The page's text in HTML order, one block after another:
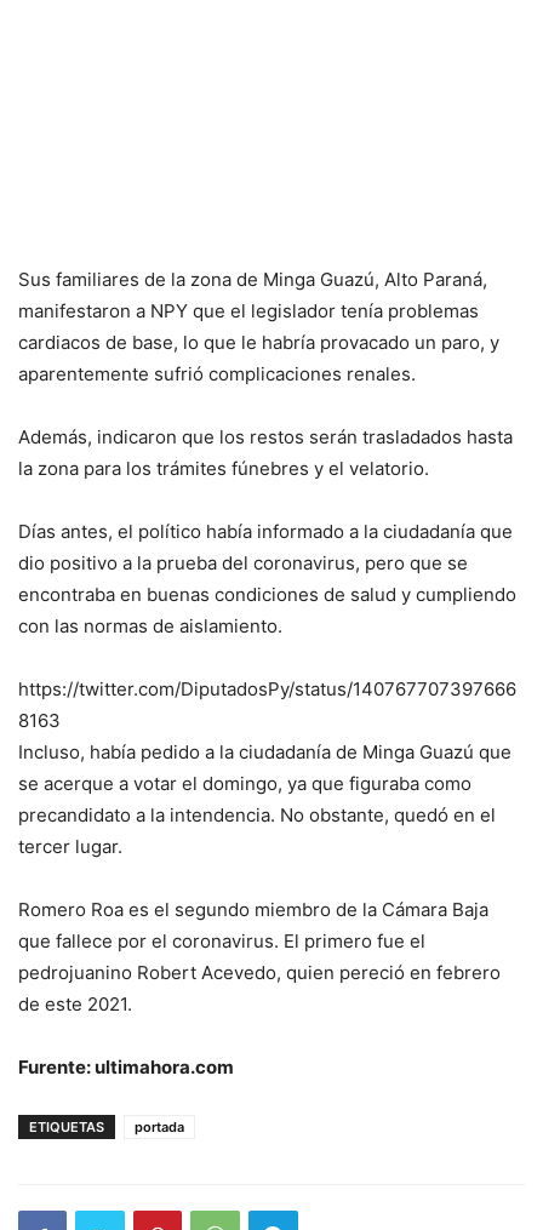
Sus familiares de la zona de Minga Guazú, Alto Paraná,
manifestaron a NPY que el legislador tenía problemas
cardiacos de base, lo que le habría provacado un paro, y
aparentemente sufrió complicaciones renales.
Además, indicaron que los restos serán trasladados hasta
la zona para los trámites fúnebres y el velatorio.
Días antes, el político había informado a la ciudadanía que
dio positivo a la prueba del coronavirus, pero que se
encontraba en buenas condiciones de salud y cumpliendo
con las normas de aislamiento.
https://twitter.com/DiputadosPy/status/140767707397666
8163
Incluso, había pedido a la ciudadanía de Minga Guazú que
se acerque a votar el domingo, ya que figuraba como
precandidato a la intendencia. No obstante, quedó en el
tercer lugar.
Romero Roa es el segundo miembro de la Cámara Baja
que fallece por el coronavirus. El primero fue el
pedrojuanino Robert Acevedo, quien pereció en febrero
de este 2021.
Furente: ultimahora.com
ETIQUETAS portada